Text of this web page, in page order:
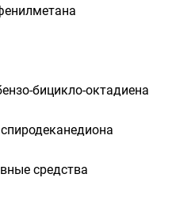
бицикло-октадиена
средства